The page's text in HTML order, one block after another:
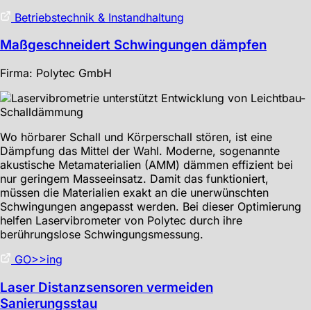
Betriebstechnik & Instandhaltung
Maßgeschneidert Schwingungen dämpfen
Firma: Polytec GmbH
Wo hörbarer Schall und Körperschall stören, ist eine
Dämpfung das Mittel der Wahl. Moderne, sogenannte
akustische Metamaterialien (AMM) dämmen effizient bei
nur geringem Masseeinsatz. Damit das funktioniert,
müssen die Materialien exakt an die unerwünschten
Schwingungen angepasst werden. Bei dieser Optimierung
helfen Laservibrometer von Polytec durch ihre
berührungslose Schwingungsmessung.
GO>>ing
Laser Distanzsensoren vermeiden
Sanierungsstau